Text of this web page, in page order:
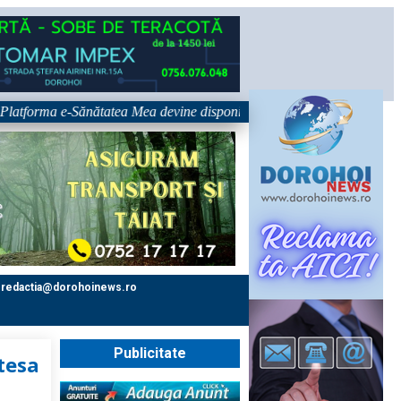
e-Sănătatea Mea devine disponibilă pe 1 septembrie: pacientul
redactia@dorohoinews.ro
Publicitate